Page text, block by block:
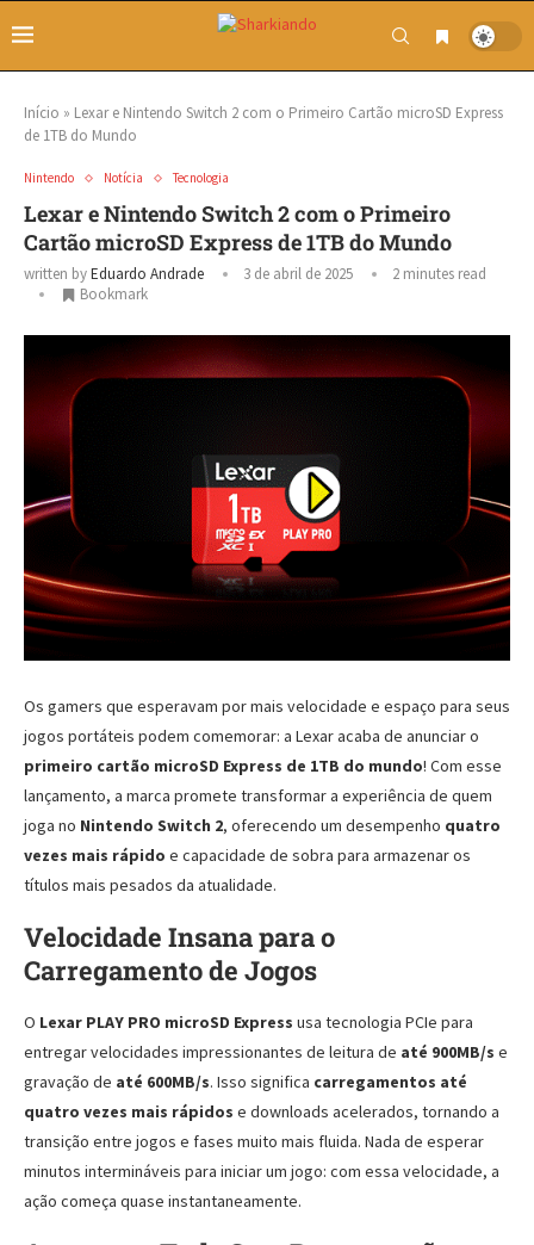
Início » Lexar e Nintendo Switch 2 com o Primeiro Cartão microSD Express
de 1TB do Mundo
Nintendo Notícia Tecnologia
Lexar e Nintendo Switch 2 com o Primeiro
Cartão microSD Express de 1TB do Mundo
written byEduardo Andrade 3 de abril de 2025
2 minutes read
Bookmark
Os gamers que esperavam por mais velocidade e espaço para seus
jogos portáteis podem comemorar: a Lexar acaba de anunciar o
primeiro cartão microSD Express de 1TB do mundo! Com esse
lançamento, a marca promete transformar a experiência de quem
joga no Nintendo Switch 2, oferecendo um desempenho quatro
vezes mais rápido e capacidade de sobra para armazenar os
títulos mais pesados da atualidade.
Velocidade Insana para o
Carregamento de Jogos
O Lexar PLAY PRO microSD Express usa tecnologia PCIe para
entregar velocidades impressionantes de leitura de até 900MB/s e
gravação de até 600MB/s. Isso significa carregamentos até
quatro vezes mais rápidos e downloads acelerados, tornando a
transição entre jogos e fases muito mais fluida. Nada de esperar
minutos intermináveis para iniciar um jogo: com essa velocidade, a
ação começa quase instantaneamente.